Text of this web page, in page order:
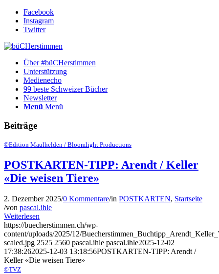
Facebook
Instagram
Twitter
Über #büCHerstimmen
Unterstützung
Medienecho
99 beste Schweizer Bücher
Newsletter
Menü Menü
Beiträge
©Edition Maulhelden / Bloomlight Productions
POSTKARTEN-TIPP: Arendt / Keller
«Die weisen Tiere»
2. Dezember 2025/0 Kommentare/in POSTKARTEN, Startseite
/von pascal.ihle
Weiterlesen
https://buecherstimmen.ch/wp-
content/uploads/2025/12/
scaled.jpg 2525 2560 pascal.ihle pascal.ihle2025-12-02
17:38:262025-12-03 13:18:56POSTKARTEN-TIPP: Arendt /
Keller «Die weisen Tiere»
©TVZ